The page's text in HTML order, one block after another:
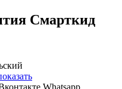
Смарткид
Whatsapp